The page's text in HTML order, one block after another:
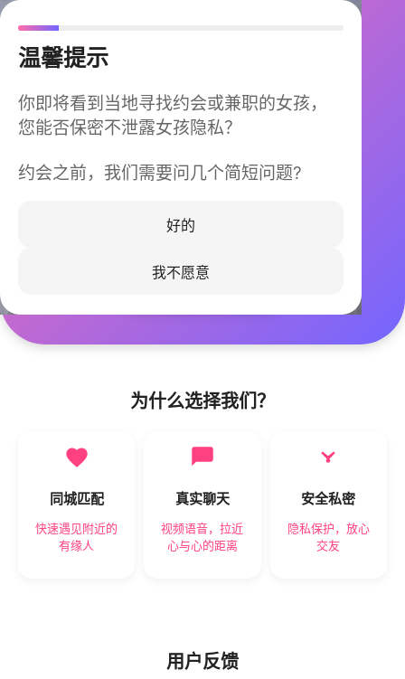
温馨提示
你即将看到当地寻找约会或兼职的女孩，
您能否保密不泄露女孩隐私？
约会之前，我们需要问几个简短问题?
好的
我不愿意
今晚不再孤单
同城快速匹配，马上认识身边的TA
立即下载
为什么选择我们？
同城匹配
快速遇见附近的
有缘人
真实聊天
视频语音，拉近
心与心的距离
安全私密
隐私保护，放心
交友
用户反馈